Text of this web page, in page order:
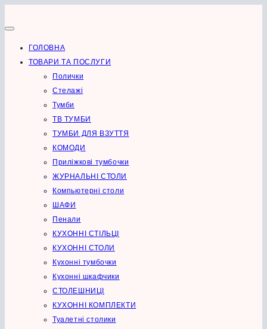
до
ГОЛОВНА
ТОВАРИ ТА ПОСЛУГИ
Полички
Стелажі
Тумби
ТВ ТУМБИ
ТУМБИ ДЛЯ ВЗУТТЯ
КОМОДИ
Приліжкові тумбочки
ЖУРНАЛЬНІ СТОЛИ
Компьютерні столи
ШАФИ
Пенали
КУХОННІ СТІЛЬЦІ
КУХОННІ СТОЛИ
Кухонні тумбочки
Кухонні шкафчики
СТОЛЕШНИЦІ
КУХОННІ КОМПЛЕКТИ
Туалетні столики